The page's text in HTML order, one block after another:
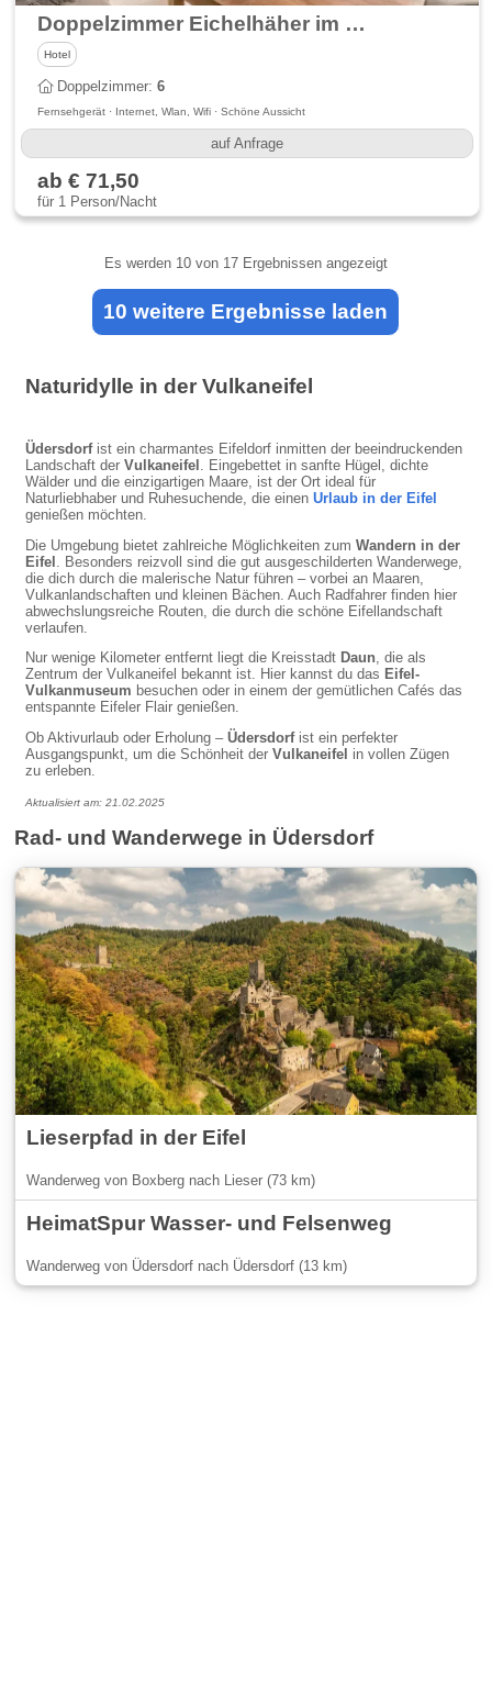
Doppelzimmer Eichelhäher im Hotel Schneider
Hotel
Doppelzimmer:6
Fernsehgerät · Internet, Wlan, Wifi · Schöne Aussicht
auf Anfrage
ab € 71,50
für 1 Person/Nacht
Es werden 10von 17 Ergebnissen angezeigt
10 weitere Ergebnisse laden
Naturidylle in der Vulkaneifel
Üdersdorfist ein charmantes Eifeldorf inmitten der beeindruckenden
Landschaft derVulkaneifel
. Eingebettet in sanfte Hügel, dichte
Wälder und die einzigartigen Maare, ist der Ort ideal für
Naturliebhaber und Ruhesuchende, die einenUrlaub in der Eifel
genießen möchten.
Die Umgebung bietet zahlreiche Möglichkeiten zumWandern in der
Eifel . Besonders reizvoll sind die gut ausgeschilderten Wanderwege,
die dich durch die malerische Natur führen – vorbei an Maaren,
Vulkanlandschaften und kleinen Bächen. Auch Radfahrer finden hier
abwechslungsreiche Routen, die durch die schöne Eifellandschaft
verlaufen.
Nur wenige Kilometer entfernt liegt die Kreisstadt Daun, die als
Zentrum der Vulkaneifel bekannt ist. Hier kannst du das Eifel-
Vulkanmuseum besuchen oder in einem der gemütlichen Cafés das
entspannte Eifeler Flair genießen.
Ob Aktivurlaub oder Erholung –Üdersdorfist ein perfekter
Ausgangspunkt, um die Schönheit derVulkaneifel in vollen Zügen
zu erleben.
Aktualisiert am: 21.02.2025
Rad- und Wanderwege in Üdersdorf
Lieserpfad in der Eifel
Wanderweg von Boxberg nach Lieser (73 km)
HeimatSpur Wasser- und Felsenweg
Wanderweg von Üdersdorf nach Üdersdorf (13 km)